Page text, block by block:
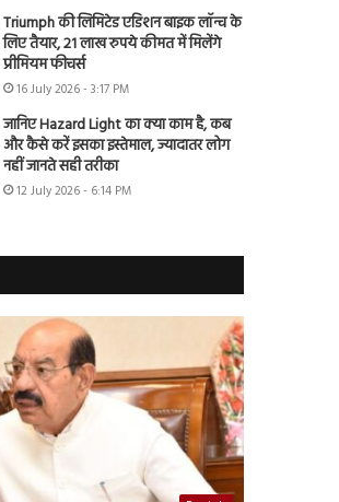
Triumph की लिमिटेड एडिशन बाइक लॉन्च के
लिए तैयार, 21 लाख रुपये कीमत में मिलेंगे
प्रीमियम फीचर्स
16 July 2026 - 3:17 PM
जानिए Hazard Light का क्या काम है, कब
और कैसे करें इसका इस्तेमाल, ज्यादातर लोग
नहीं जानते सही तरीका
12 July 2026 - 6:14 PM